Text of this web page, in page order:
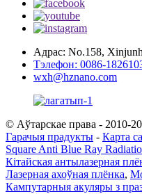
Адрас: No.158,
Тэлефон: 0086-
wxh@hznano.com
© Аўтарскае права - 2010-
Гарачыя прадукты - Карта
Square Anti Blue Ray
Кітайская антылазерная
Лазерная ахоўная плёнка,
Кампутарныя акуляры з